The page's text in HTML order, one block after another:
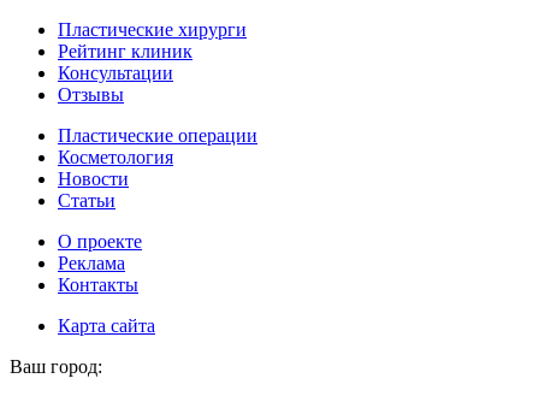
Пластические хирурги
Рейтинг клиник
Консультации
Отзывы
Пластические операции
Косметология
Новости
Статьи
О проекте
Реклама
Контакты
Карта сайта
Ваш город: